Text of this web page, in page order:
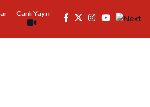
Canlı Yayın